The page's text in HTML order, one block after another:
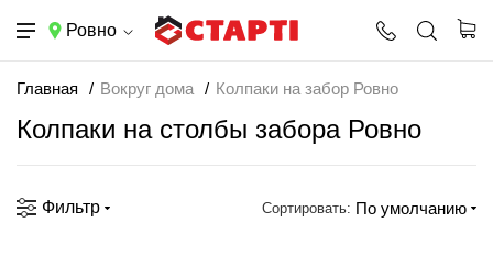
Ровно
Главная Вокруг дома Колпаки на забор Ровно
Колпаки на столбы забора Ровно
Фильтр Сортировать: По умолчанию